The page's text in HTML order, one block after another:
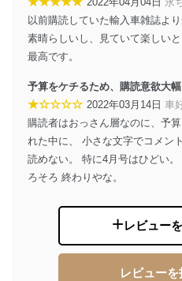
貴殿の個人情報及び当社の
ステムに関するご相談及び
絡ください。
株式会社富士山マガジンサ
係
TEL：0570-200-223
FAX：03-5459-7073
e-mail：cs@fujisan.co.jp
改訂：2025年2月20日
代表取締役会長 西野 伸一郎
個人情報の取扱いについ
以前購読していた輸入車雑誌よ
素晴らしいし、見ていて楽しい
最高です。
予算をケチるため、購読意欲大
★☆☆☆☆ 2022年03月14日 車
購読者はおっさん層なのに、予
れた中に、 小さな文字でコメン
読めない。 特に4月号はひどい
ろそろ 終わりやな。
レビュー
レビュー